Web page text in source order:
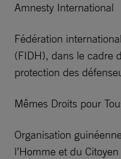
Amnesty International
Fédération
(FIDH), dans le cadre
protection des
Mêmes Droits pour
Organisation
l’Homme et du